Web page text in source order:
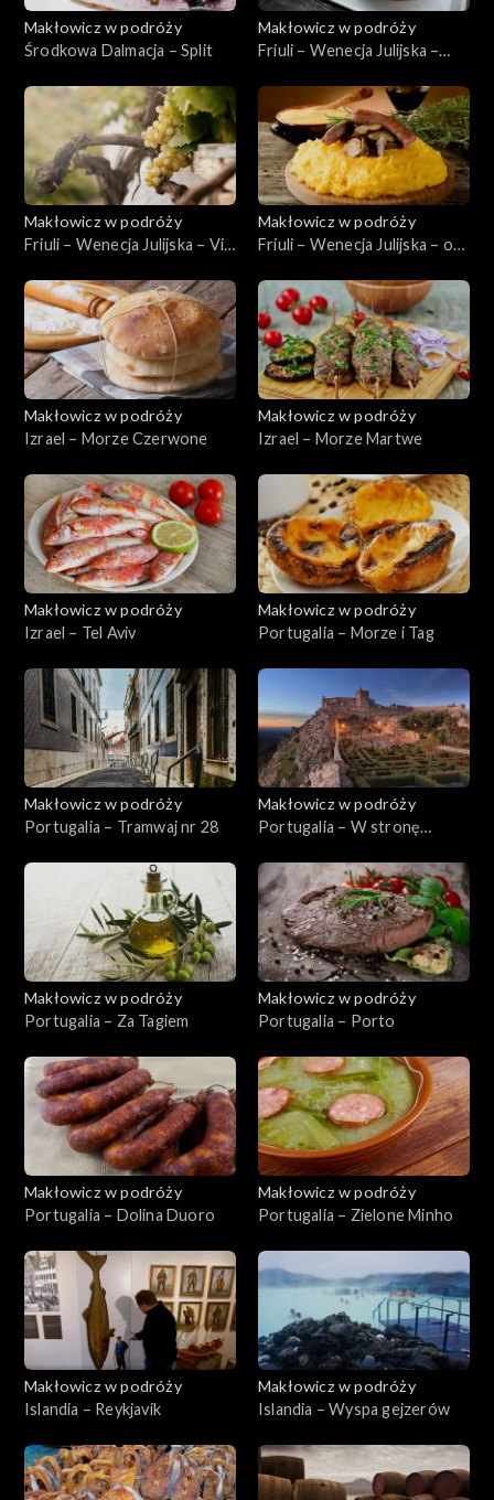
Makłowicz w podróży
Środkowa Dalmacja – Split
Makłowicz w podróży
Friuli – Wenecja Julijska –
Makłowicz w podróży
Friuli – Wenecja Julijska – Via
Makłowicz w podróży
Friuli – Wenecja Julijska – od
Makłowicz w podróży
Izrael – Morze Czerwone
Makłowicz w podróży
Izrael – Morze Martwe
Makłowicz w podróży
Izrael – Tel Aviv
Makłowicz w podróży
Portugalia – Morze i Tag
Makłowicz w podróży
Portugalia – Tramwaj nr 28
Makłowicz w podróży
Portugalia – W stronę
Makłowicz w podróży
Portugalia – Za Tagiem
Makłowicz w podróży
Portugalia – Porto
Makłowicz w podróży
Portugalia – Dolina Duoro
Makłowicz w podróży
Portugalia – Zielone Minho
Makłowicz w podróży
Islandia – Reykjavik
Makłowicz w podróży
Islandia – Wyspa gejzerów